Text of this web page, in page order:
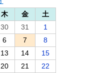
木 金
土
30 31
1
6 7
8
13 14
15
20 21 22